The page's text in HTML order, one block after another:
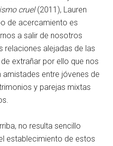
cruel(2011), Lauren
de acercamiento es
a salir de nosotros
relaciones alejadas de las
extrañar por ello que nos
entre jóvenes de
y parejas mixtas
no resulta sencillo
establecimiento de estos